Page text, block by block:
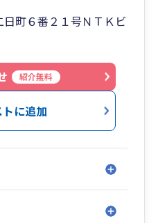
］
労務（従業員様の入退
特別加入など）、許認
札サポート）まで一元
様に必要な行政上の手
します。
会計サポートももちろ
事業者様には、ITを使
化によるコストカッ
町６番２１号ＮＴＫビ
紹介無料
に追加